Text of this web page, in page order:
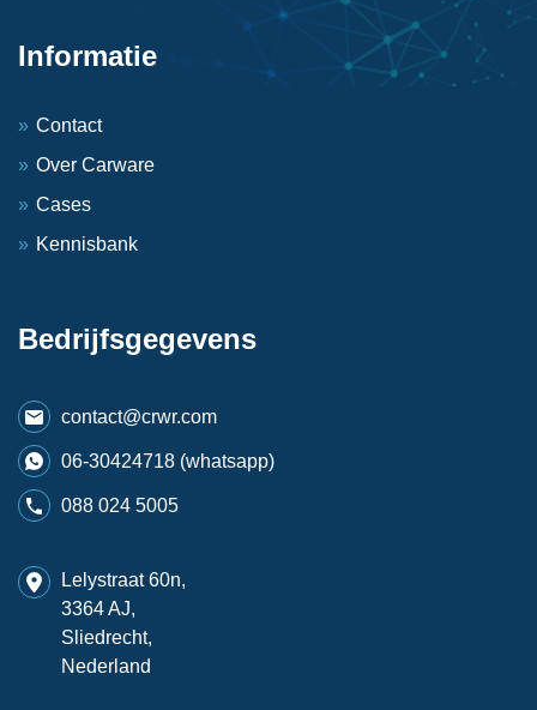
Informatie
Contact
Over Carware
Cases
Kennisbank
Bedrijfsgegevens
contact@crwr.com
06-30424718 (whatsapp)
088 024 5005
Lelystraat 60n,
3364 AJ,
Sliedrecht,
Nederland